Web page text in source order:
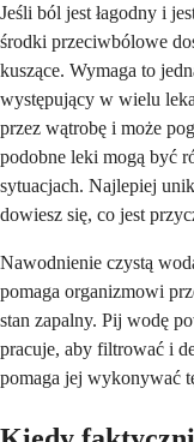
Jeśli ból jest łagodny i
środki przeciwbólowe
kuszące. Wymaga to
występujący w wielu
przez wątrobę i może
podobne leki mogą być
sytuacjach. Najlepiej
dowiesz się, co jest
Nawodnienie czystą
pomaga organizmowi
stan zapalny. Pij wodę
pracuje, aby filtrować i
pomaga jej wykonywać